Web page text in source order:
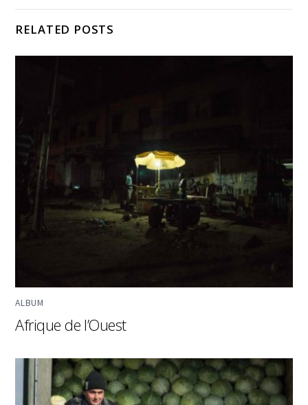
RELATED POSTS
ALBUM
Afrique de l’Ouest